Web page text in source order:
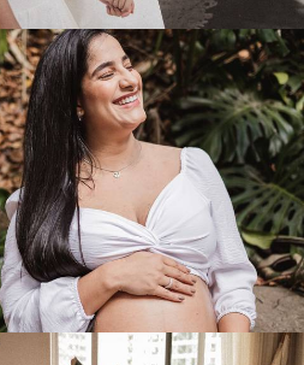
296 0